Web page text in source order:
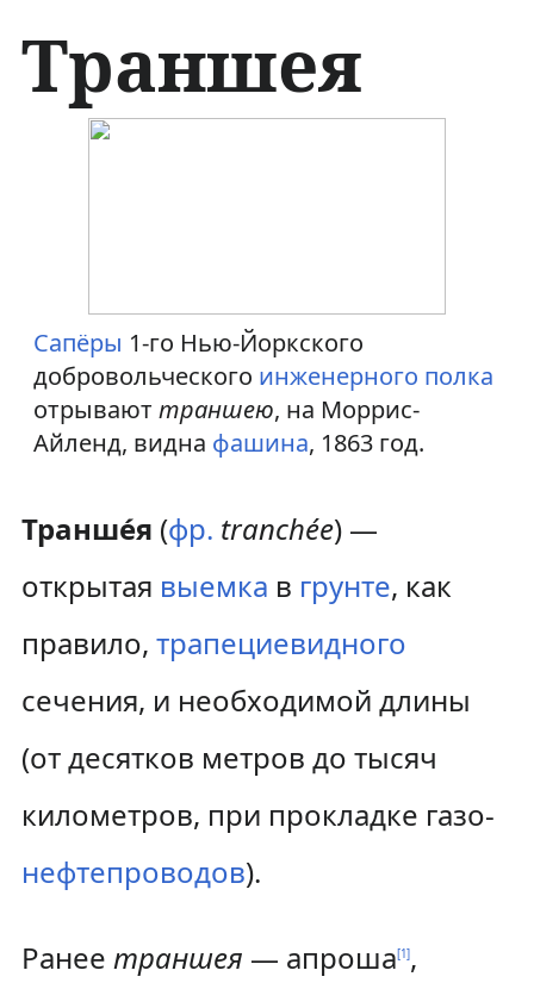
Траншея
и
н
и
г
а
ц
и
п
с
к
у
Сапёры 1-го Нью-Йоркского
добровольческого инженерного полка
отрывают траншею, на Моррис-
Айленд, видна фашина, 1863 год.
Транше́я (фр. tranchée) —
открытая выемка в грунте, как
правило, трапециевидного
сечения, и необходимой длины
(от десятков метров до тысяч
километров, при прокладке газо-
нефтепроводов).
Ранее траншея — апроша[1],